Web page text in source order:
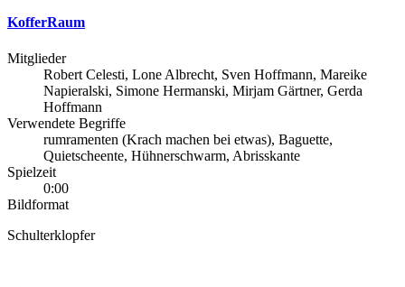
KofferRaum
Mitglieder
Robert Celesti, Lone Albrecht, Sven Hoffmann, Mareike
Napieralski, Simone Hermanski, Mirjam Gärtner, Gerda
Hoffmann
Verwendete Begriffe
rumramenten (Krach machen bei etwas), Baguette,
Quietscheente, Hühnerschwarm, Abrisskante
Spielzeit
0:00
Bildformat
Schulterklopfer